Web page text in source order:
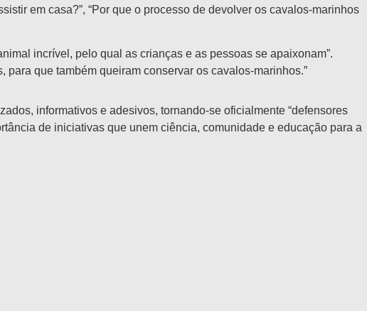
em casa?”, “Por que o processo de devolver os cavalos-marinhos
incrível, pelo qual as crianças e as pessoas se apaixonam”.
que também queiram conservar os cavalos-marinhos.”
informativos e adesivos, tornando-se oficialmente “defensores
de iniciativas que unem ciência, comunidade e educação para a